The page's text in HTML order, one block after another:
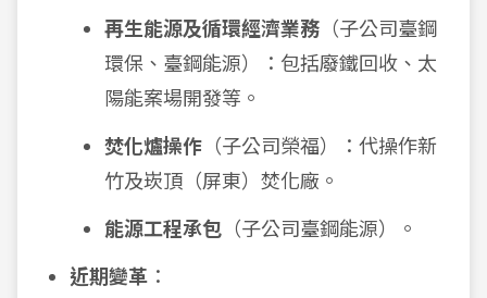
再生能源及循環經濟業務 （子公司臺鋼
環保、臺鋼能源）：包括廢鐵回收、太
陽能案場開發等。
焚化爐操作 （子公司榮福）：代操作新
竹及崁頂（屏東）焚化廠。
能源工程承包 （子公司臺鋼能源）。
近期變革 ：